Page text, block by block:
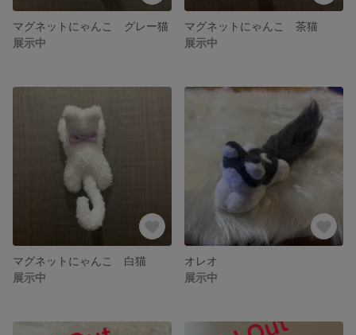
マグネットにゃんこ グレー猫
展示中
マグネットにゃんこ 茶猫
展示中
マグネットにゃんこ 白猫
展示中
オレオ
展示中